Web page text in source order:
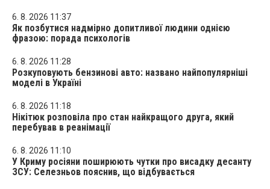
6. 8. 2026 11:37
Як позбутися надмірно допитливої людини однією
фразою: порада психологів
6. 8. 2026 11:28
Розкуповують бензинові авто: названо найпопулярніші
моделі в Україні
6. 8. 2026 11:18
Нікітюк розповіла про стан найкращого друга, який
перебував в реанімації
6. 8. 2026 11:10
У Криму росіяни поширюють чутки про висадку десанту
ЗСУ: Селезньов пояснив, що відбувається